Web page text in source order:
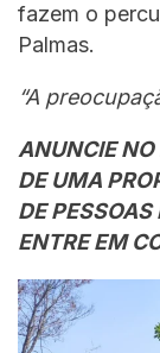
fazem o
Palmas.
“A
ANUNCIE NO
DE UMA
DE
ENTRE EM